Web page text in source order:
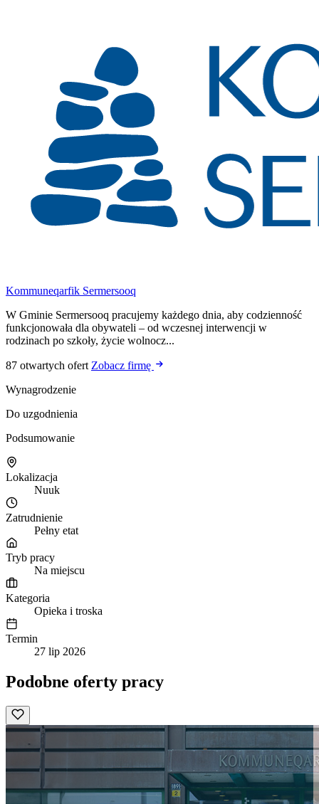
Kommuneqarfik Sermersooq
W Gminie Sermersooq pracujemy każdego dnia, aby codzienność
funkcjonowała dla obywateli – od wczesnej interwencji w
rodzinach po szkoły, życie wolnocz...
87 otwartych ofert Zobacz firmę
Wynagrodzenie
Do uzgodnienia
Podsumowanie
Lokalizacja
Nuuk
Zatrudnienie
Pełny etat
Tryb pracy
Na miejscu
Kategoria
Opieka i troska
Termin
27 lip 2026
Podobne oferty pracy